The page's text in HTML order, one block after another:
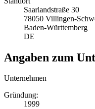
Saarlandstraße 30
78050 Villingen-
Baden-Württemberg
DE
Angaben zum
Unternehmen
Gründung:
1999